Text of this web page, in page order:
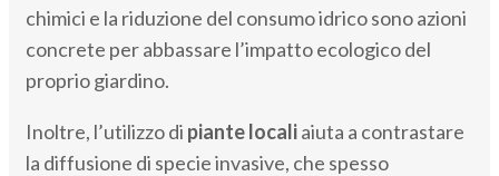
chimici e la riduzione del consumo idrico sono azioni
concrete per abbassare l’impatto ecologico del
proprio giardino.
Inoltre, l’utilizzo di piante localiaiuta a contrastare
la diffusione di specie invasive, che spesso